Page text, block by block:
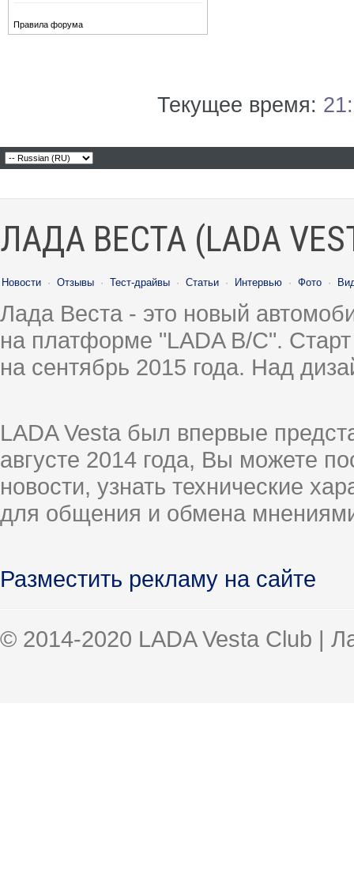
Правила форума
Текущее время:
ЛАДА ВЕСТА (LADA
Новости · Отзывы · Тест-драйвы · Статьи · Интервью · Фото ·
Лада Веста - это новый
на платформе "LADA B/C".
на сентябрь 2015 года. Над
LADA Vesta был впервые
августе 2014 года, Вы можете
новости, узнать технические
для общения и обмена
Разместить рекламу на сайте
© 2014-2020 LADA Vesta Club |